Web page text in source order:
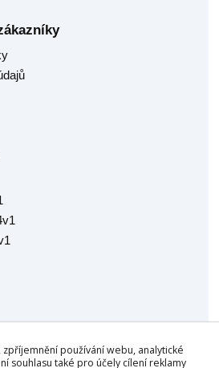
73911
zpříjemnění používání webu, analytické
souhlasu také pro účely cílení reklamy